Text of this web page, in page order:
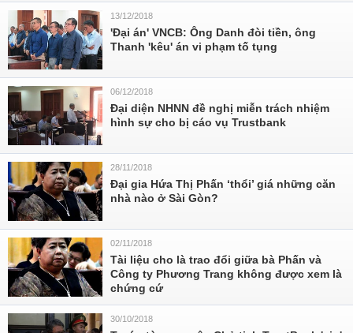
13/12/2018
'Đại án' VNCB: Ông Danh đòi tiền, ông
Thanh 'kêu' án vi phạm tố tụng
06/12/2018
Đại diện NHNN đề nghị miễn trách nhiệm
hình sự cho bị cáo vụ Trustbank
28/11/2018
Đại gia Hứa Thị Phấn ‘thổi’ giá những căn
nhà nào ở Sài Gòn?
02/11/2018
Tài liệu cho là trao đổi giữa bà Phấn và
Công ty Phương Trang không được xem là
chứng cứ
30/10/2018